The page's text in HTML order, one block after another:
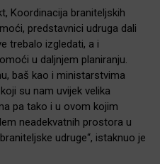
Koordinacija braniteljskih
predstavnici udruga dali
trebalo izgledati, a i
u daljnjem planiranju.
baš kao i ministarstvima
su nam uvijek velika
pa tako i u ovom kojim
neadekvatnih prostora u
udruge“, istaknuo je